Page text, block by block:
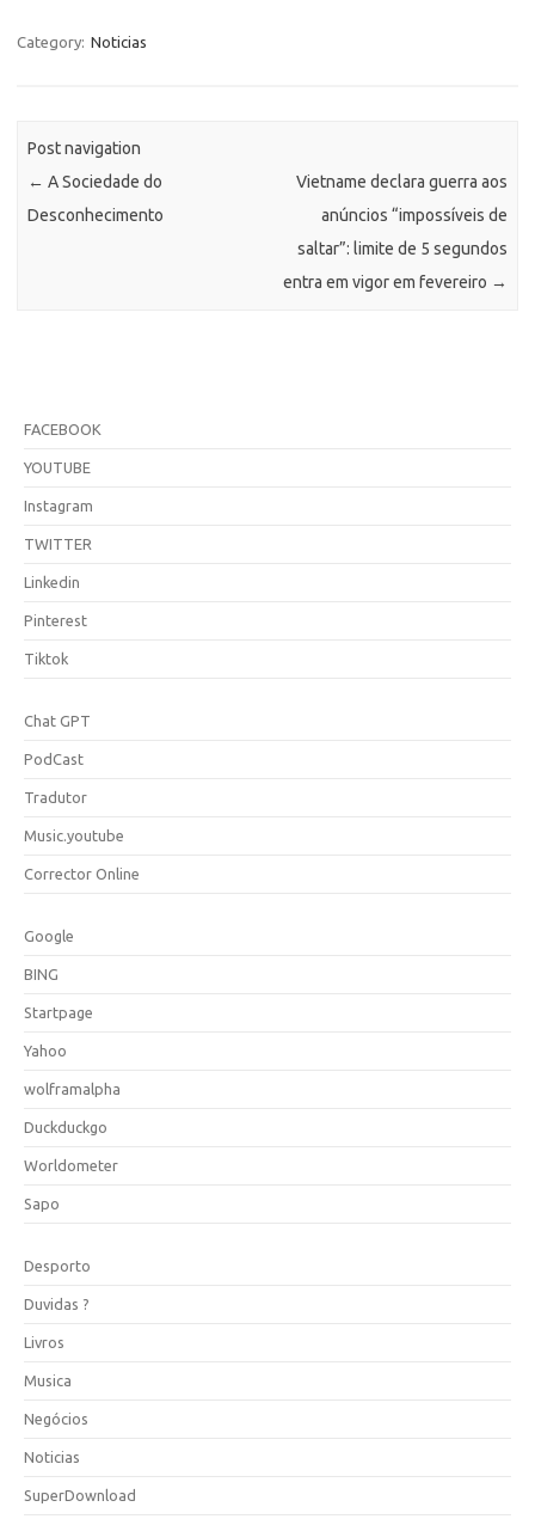
Category: Noticias
Post navigation
← A Sociedade do
Desconhecimento
Vietname declara guerra aos
anúncios “impossíveis de
saltar”: limite de 5 segundos
entra em vigor em fevereiro →
FACEBOOK
YOUTUBE
Instagram
TWITTER
Linkedin
Pinterest
Tiktok
Chat GPT
PodCast
Tradutor
Music.youtube
Corrector Online
Google
BING
Startpage
Yahoo
wolframalpha
Duckduckgo
Worldometer
Sapo
Desporto
Duvidas ?
Livros
Musica
Negócios
Noticias
SuperDownload